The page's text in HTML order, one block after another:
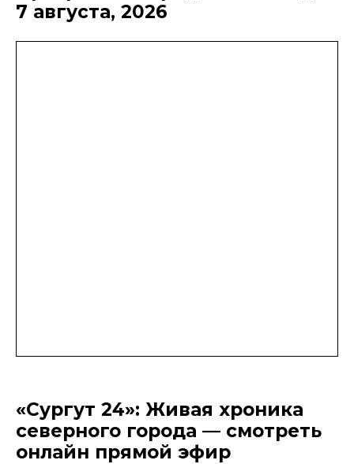
7 августа, 2026
«Сургут 24»: Живая хроника
северного города — смотреть
онлайн прямой эфир